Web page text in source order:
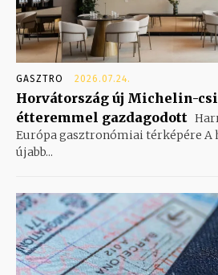
GASZTRO 2026.07.24.
Horvátország új Michelin-
étteremmel gazdagodott
Európa gasztronómiai térképére
újabb...